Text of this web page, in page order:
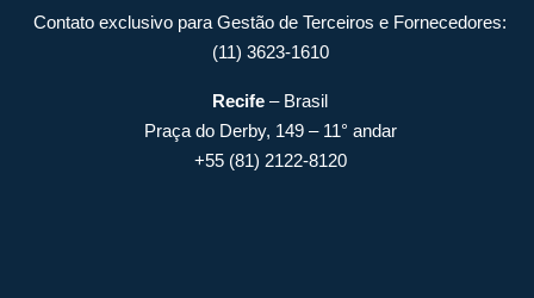
Contato exclusivo para Gestão de Terceiros e Fornecedores:
(11) 3623-1610
Recife – Brasil
Praça do Derby, 149 – 11° andar
+55 (81) 2122-8120